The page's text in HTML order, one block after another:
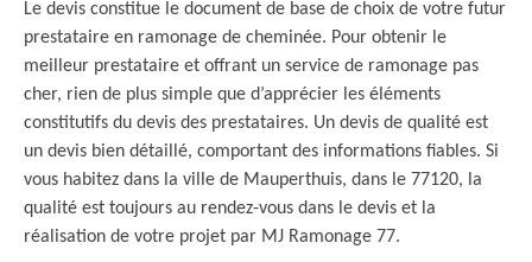
Le devis constitue le document de base de choix de votre futur
prestataire en ramonage de cheminée. Pour obtenir le
meilleur prestataire et offrant un service de ramonage pas
cher, rien de plus simple que d’apprécier les éléments
constitutifs du devis des prestataires. Un devis de qualité est
un devis bien détaillé, comportant des informations fiables. Si
vous habitez dans la ville de Mauperthuis, dans le 77120, la
qualité est toujours au rendez-vous dans le devis et la
réalisation de votre projet par MJ Ramonage 77.